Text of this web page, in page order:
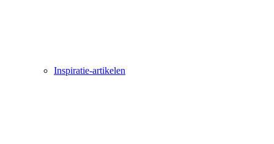
Inspiratie-artikelen